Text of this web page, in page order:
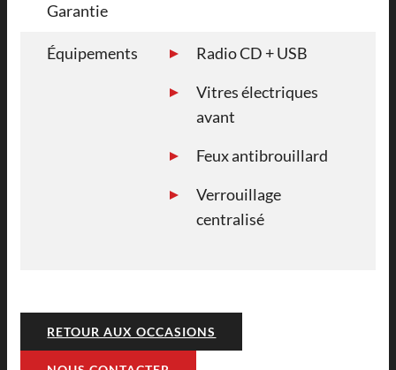
Garantie
Équipements
Radio CD + USB
Vitres électriques
avant
Feux antibrouillard
Verrouillage
centralisé
RETOUR AUX OCCASIONS